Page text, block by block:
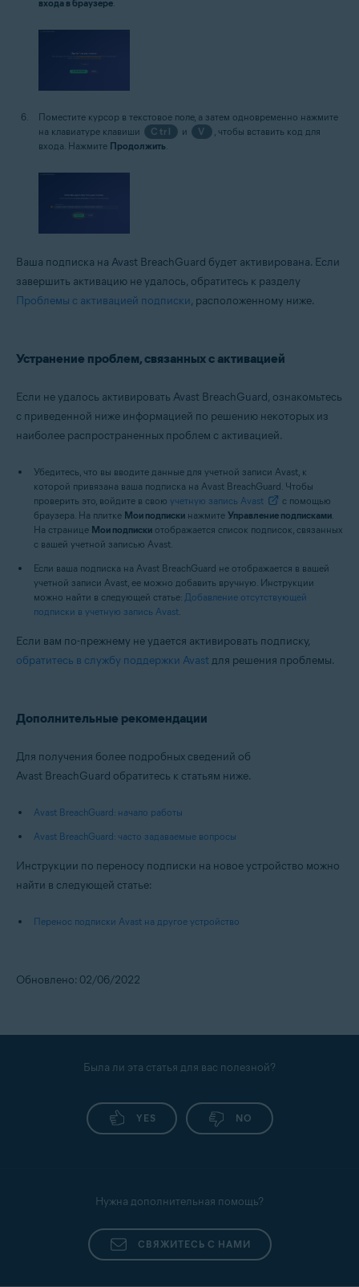
входа в браузере
Поместите курсор в текстовое поле, а затем одновременно нажмите
на клавиатуре клавиши
Ctrl и V
, чтобы вставить код для
входа. Нажмите Продолжить.
Ваша подписка на Avast BreachGuard будет активирована. Если
завершить активацию не удалось, обратитесь к разделу
Проблемы с активацией подписки, расположенному ниже.
Устранение проблем, связанных с активацией
Если не удалось активировать Avast BreachGuard, ознакомьтесь
с приведенной ниже информацией по решению некоторых из
наиболее распространенных проблем с активацией.
Убедитесь, что вы вводите данные для учетной записи Avast, к
которой привязана ваша подписка на Avast BreachGuard. Чтобы
проверить это, войдите в свою учетную запись Avast
с помощью
браузера. На плитке Мои подписки нажмите Управление подписками
На странице Мои подписки отображается список подписок, связанных
с вашей учетной записью Avast.
Если ваша подписка на Avast BreachGuard не отображается в вашей
учетной записи Avast, ее можно добавить вручную. Инструкции
можно найти в следующей статье: Добавление отсутствующей
подписки в учетную запись Avast
Если вам по-прежнему не удается активировать подписку,
обратитесь в службу поддержки Avastдля решения проблемы.
Дополнительные рекомендации
Для получения более подробных сведений об
Avast BreachGuard обратитесь к статьям ниже.
Avast BreachGuard: начало работы
Avast BreachGuard: часто задаваемые вопросы
Инструкции по переносу подписки на новое устройство можно
найти в следующей статье:
Перенос подписки Avast на другое устройство
Обновлено: 02/06/2022
Была ли эта статья для вас полезной?
YES NO
Нужна дополнительная помощь?
СВЯЖИТЕСЬ С НАМИ